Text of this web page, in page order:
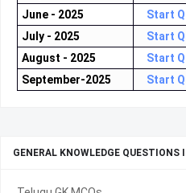
June - 2025
Start
July - 2025
Start
August - 2025
Start
September-2025
Start
GENERAL KNOWLEDGE QUESTIONS